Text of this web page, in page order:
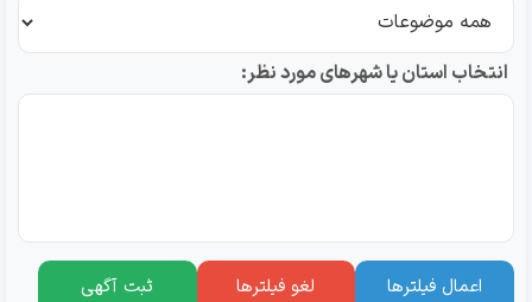
انتخاب استان یا شهرهای مورد نظر:
اعمال فیلترها لغو فیلترها ثبت آگهی